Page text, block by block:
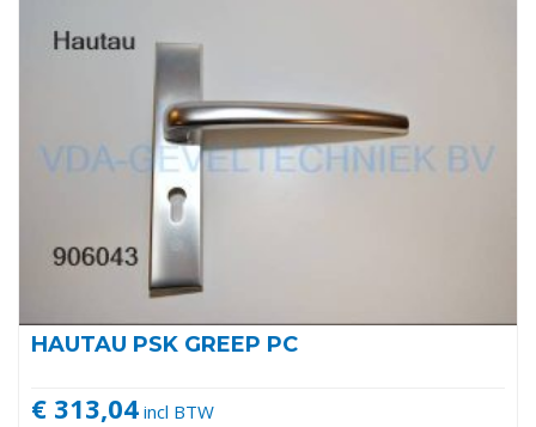
HAUTAU PSK GREEP PC
€ 313,04 incl BTW